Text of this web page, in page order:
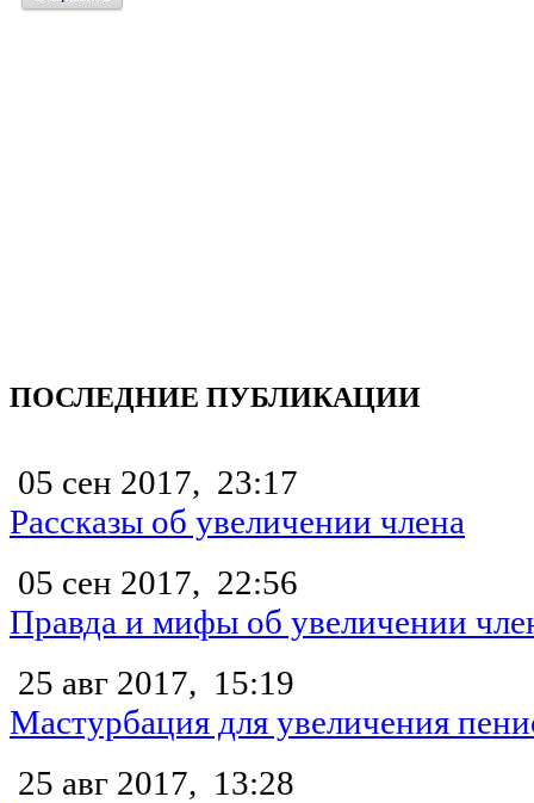
ПОСЛЕДНИЕ ПУБЛИКАЦИИ
05 сен 2017, 23:17
Рассказы об увеличении члена
05 сен 2017, 22:56
Правда и мифы об увеличении
25 авг 2017, 15:19
Мастурбация для увеличения
25 авг 2017, 13:28